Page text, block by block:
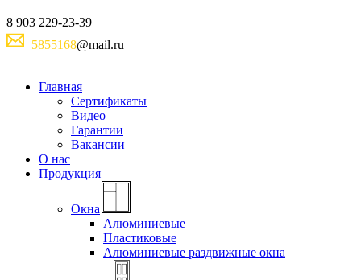
8 903 229-23-39
5855168@mail.ru
Главная
Сертификаты
Видео
Гарантии
Вакансии
О нас
Продукция
Окна
Алюминиевые
Пластиковые
Алюминиевые раздвижные окна